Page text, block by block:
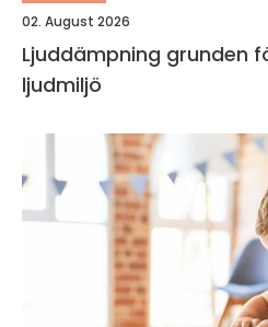
02. August 2026
Ljuddämpning grunden för en hållbar
ljudmiljö